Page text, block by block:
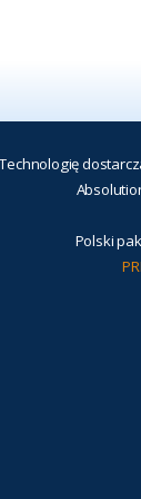
Technologię
Polski